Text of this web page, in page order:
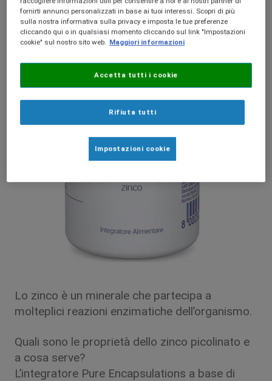
Lo zinco è un minerale che partecipa a
molteplici reazioni enzimatiche dell’organismo.
Quali sono le proprietà dello zinco picolinato e
a cosa serve?
L’integratore Pure Encapsulations a base di
fornirti annunci personalizzati in base ai tuoi interessi. Scopri di più
sulla nostra informativa sulla privacy e imposta le tue preferenze
cliccando qui o in qualsiasi momento cliccando sul link "Impostazioni
cookie" sul nostro sito web. Maggiori informazioni
Rifiuta tutti
Accetta tutti i cookie
Impostazioni cookie